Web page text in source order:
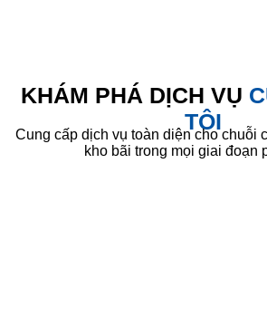
KHÁM PHÁ DỊCH VỤ
TÔI
Cung cấp dịch vụ toàn diện cho chuỗi
kho bãi trong mọi giai đoạn